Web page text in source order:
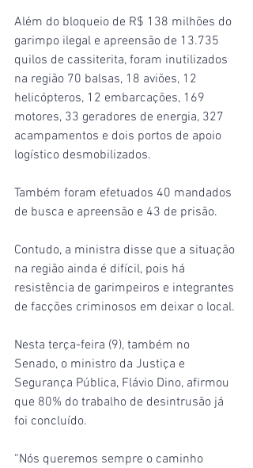
Além do bloqueio de R$ 138 milhões do
garimpo ilegal e apreensão de 13.735
quilos de cassiterita, foram inutilizados
na região 70 balsas, 18 aviões, 12
helicópteros, 12 embarcações, 169
motores, 33 geradores de energia, 327
acampamentos e dois portos de apoio
logístico desmobilizados.
Também foram efetuados 40 mandados
de busca e apreensão e 43 de prisão.
Contudo, a ministra disse que a situação
na região ainda é difícil, pois há
resistência de garimpeiros e integrantes
de facções criminosos em deixar o local.
Nesta terça-feira (9), também no
Senado, o ministro da Justiça e
Segurança Pública, Flávio Dino, afirmou
que 80% do trabalho de desintrusão já
foi concluído.
“Nós queremos sempre o caminho